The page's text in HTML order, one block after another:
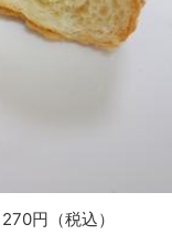
円（税込）